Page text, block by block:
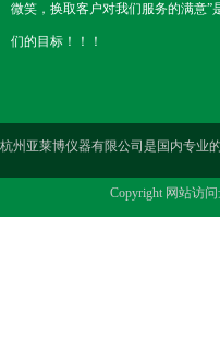
微笑，换取客户对我们服务的满意”
们的目标！！！
杭州亚莱博仪器有限公司是国内专业的
Copyright 网站访问